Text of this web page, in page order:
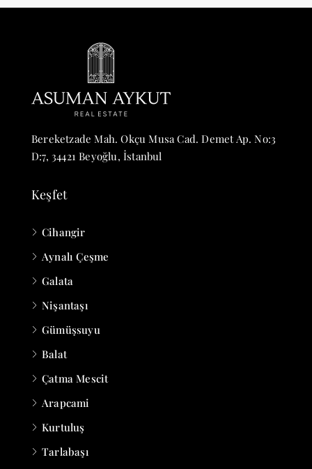
Bereketzade Mah. Okçu Musa Cad. Demet Ap. No:3
D:7, 34421 Beyoğlu, İstanbul
Keşfet
Cihangir
Aynalı Çeşme
Galata
Nişantaşı
Gümüşsuyu
Balat
Çatma Mescit
Arapcami
Kurtuluş
Tarlabaşı